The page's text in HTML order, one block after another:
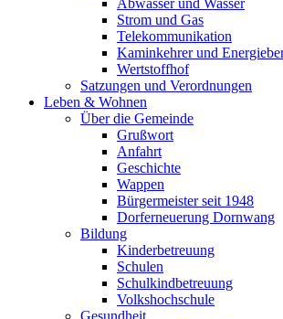
Abwasser und Wasser
Strom und Gas
Telekommunikation
Kaminkehrer und
Wertstoffhof
Satzungen und Verordnungen
Leben & Wohnen
Über die Gemeinde
Grußwort
Anfahrt
Geschichte
Wappen
Bürgermeister seit 1948
Dorferneuerung Dornwang
Bildung
Kinderbetreuung
Schulen
Schulkindbetreuung
Volkshochschule
Gesundheit